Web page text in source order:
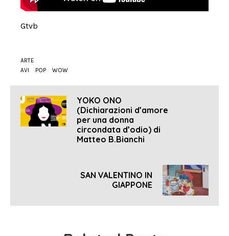
Gtvb
ARTE
AVI
POP WOW
YOKO ONO
(Dichiarazioni d’amore
per una donna
circondata d’odio) di
Matteo B.Bianchi
SAN VALENTINO IN
GIAPPONE